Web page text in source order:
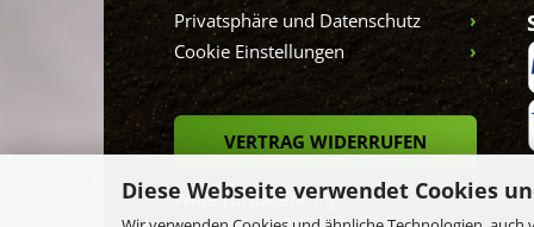
Diese Webseite verwendet Cookies
Privatsphäre und Datenschutz
Cookie Einstellungen
VERTRAG WIDERRUFEN
Widerrufsbelehrung